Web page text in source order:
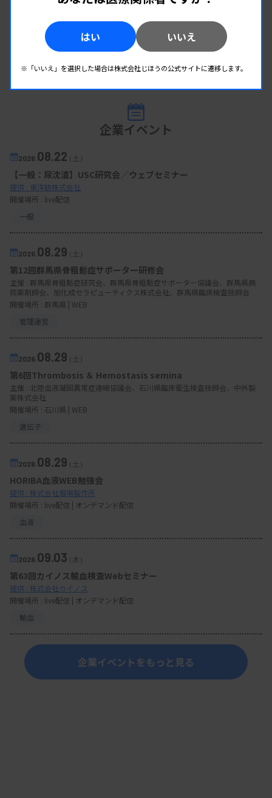
企業イベント
2026. 08.22（土）
【一般：尿沈渣】USC研究会／ウェブセミナー
提供 : 東洋紡株式会社
開催場所 : live配信
一般
2026. 08.29 （土）
第12回群馬県骨粗鬆症サポーター研修会
主催 : 群馬県骨粗鬆症研究会、群馬県骨粗鬆症サポーター協議会、群馬県病
院薬剤師会、旭化成セラピューティクス株式会社、群馬県臨床検査技師会
開催場所 : 群馬県 | WEB
管理運営
2026. 08.29 （土）
第6回Thrombosis ＆ Hemostasis semina
主催 : 北陸血液凝固異常症連絡協議会、石川県臨床衛生検査技師会、中外製
薬株式会社
開催場所 : 石川県 | WEB
遺伝子
2026. 08.29 （土）
HORIBA血液WEB勉強会
提供 : 株式会社堀場製作所
開催場所 : live配信 | オンデマンド配信
血液
2026. 09.03（木）
第63回カイノス輸血検査Webセミナー
提供 : 株式会社カイノス
開催場所 : live配信 | オンデマンド配信
輸血
企業イベントをもっと見る
はい いいえ
※「いいえ」を選択した場合は株式会社じほうの公式サイトに遷移します。